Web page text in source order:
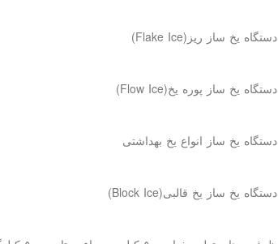
دستگاه یخ ساز ریز (Flake Ice)
دستگاه یخ ساز پوره یخ(Flow Ice)
دستگاه یخ ساز انواع یخ بهداشتی
دستگاه یخ ساز یخ قالبی(Block Ice)